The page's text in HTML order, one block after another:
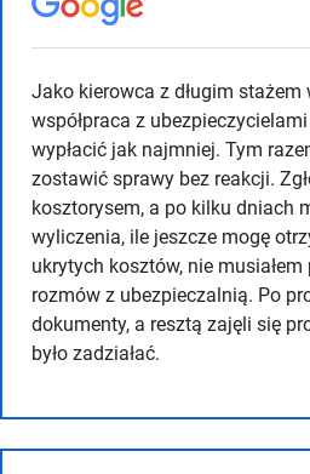
Jako kierowca z długim stażem
współpraca z
wypłacić jak najmniej. Tym
zostawić sprawy bez reakcji.
kosztorysem, a po kilku dniach
wyliczenia, ile jeszcze mogę
ukrytych kosztów, nie
rozmów z ubezpieczalnią. Po
dokumenty, a resztą zajęli się
było zadziałać.